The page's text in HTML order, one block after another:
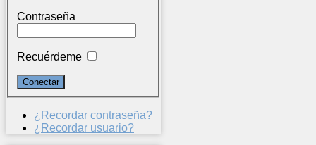
Contraseña
Recuérdeme
¿Recordar contraseña?
¿Recordar usuario?